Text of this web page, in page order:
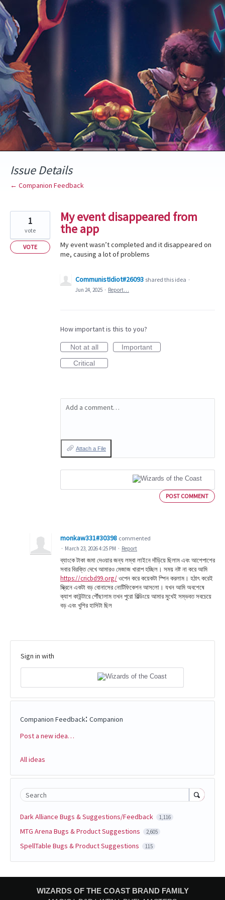
Skip
to
content
Issue Details
← Companion Feedback
My event disappeared from
the app
My event wasn’t completed and it disappeared on
me, causing a lot of problems
1
vote
VOTE
CommunistIdiot#26093 shared this idea ·
Jun 24, 2025 · Report…
How important is this to you?
Not at all
Important
Critical
Add a comment…
Attach a File
POST COMMENT
monkaw331#30398 commented
· March 23, 2026 4:25 PM · Report
ব্যাংকে টাকা জমা দেওয়ার জন্য লম্বা লাইনে দাঁড়িয়ে ছিলাম এবং আশেপাশের
সবার বিরক্তি দেখে আমারও মেজাজ খারাপ হচ্ছিল। সময় নষ্ট না করে আমি
https://cricbd99.org/ওপেন করে কয়েকটা স্পিন করলাম। হঠাৎ করেই
স্ক্রিনে একটা বড় বোনাসের নোটিফিকেশন আসলো। যখন আমি অবশেষে
ক্যাশ কাউন্টারে পৌঁছালাম তখন পুরো বিল্ডিংয়ে আমার মুখেই সম্ভবত সবচেয়ে
বড় এবং খুশির হাসিটা ছিল
Sign in with
Companion Feedback: Companion
Categories
Post a new idea…
All ideas
Search
Dark Alliance Bugs & Suggestions/Feedback 1,116
MTG Arena Bugs & Product Suggestions 2,605
SpellTable Bugs & Product Suggestions 115
WIZARDS OF THE COAST BRAND FAMILY